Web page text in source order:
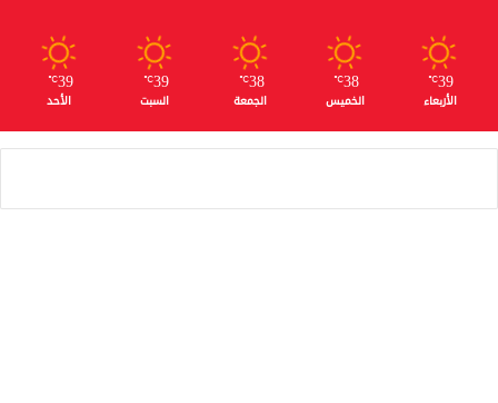
39
℃
الأربعاء
38
℃
الخميس
38
℃
الجمعة
39
℃
السبت
39
℃
الأحد